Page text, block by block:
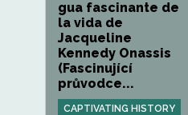
gua fascinante de
la vida de
Jacqueline
Kennedy Onassis
(Fascinující
průvodce...
CAPTIVATING HISTORY